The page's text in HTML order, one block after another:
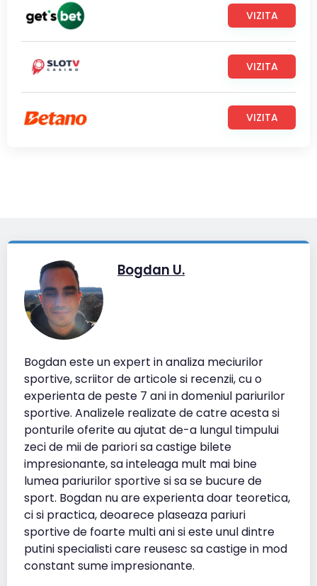
VIZITA
VIZITA
VIZITA
Bogdan U.
Bogdan este un expert in analiza meciurilor
sportive, scriitor de articole si recenzii, cu o
experienta de peste 7 ani in domeniul pariurilor
sportive. Analizele realizate de catre acesta si
ponturile oferite au ajutat de-a lungul timpului
zeci de mii de pariori sa castige bilete
impresionante, sa inteleaga mult mai bine
lumea pariurilor sportive si sa se bucure de
sport. Bogdan nu are experienta doar teoretica,
ci si practica, deoarece plaseaza pariuri
sportive de foarte multi ani si este unul dintre
putini specialisti care reusesc sa castige in mod
constant sume impresionante.